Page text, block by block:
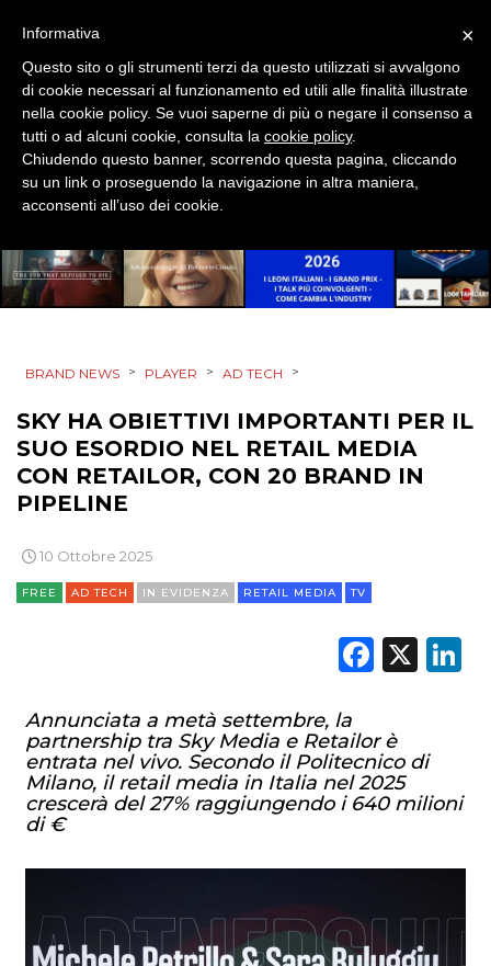
BRAND NEWS > PLAYER > AD TECH >
SKY HA OBIETTIVI IMPORTANTI PER IL
SUO ESORDIO NEL RETAIL MEDIA
CON RETAILOR, CON 20 BRAND IN
PIPELINE
10 Ottobre 2025
FREE AD TECH IN EVIDENZA RETAIL MEDIA TV
X
Annunciata a metà settembre, la
partnership tra Sky Media e Retailor è
entrata nel vivo. Secondo il Politecnico di
Milano, il retail media in Italia nel 2025
crescerà del 27% raggiungendo i 640 milioni
di €
×
Informativa
Questo sito o gli strumenti terzi da questo utilizzati si avvalgono
di cookie necessari al funzionamento ed utili alle finalità illustrate
nella cookie policy. Se vuoi saperne di più o negare il consenso a
tutti o ad alcuni cookie, consulta la cookie policy.
Chiudendo questo banner, scorrendo questa pagina, cliccando
su un link o proseguendo la navigazione in altra maniera,
acconsenti all’uso dei cookie.